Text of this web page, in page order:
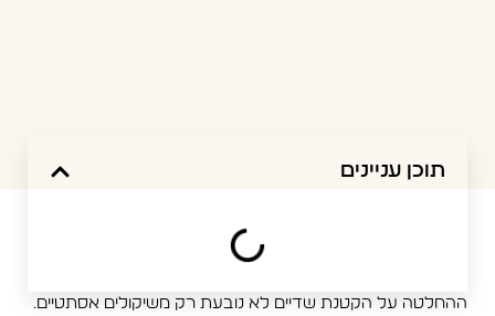
תוכן עניינים
ההחלטה על הקטנת שדיים לא נובעת רק משיקולים אסתטיים.